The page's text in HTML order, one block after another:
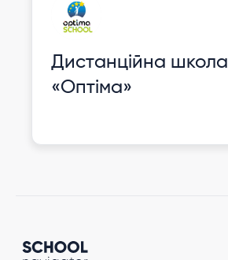
Дистанційна школа
«Оптіма»